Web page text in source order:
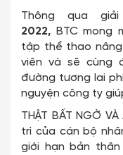
Thông qua
2022, BTC mong
tập thể thao
viên và sẽ cùng
đường tương lai
nguyện công ty
THẬT BẤT NGỜ
trì của cán bộ
giới hạn bản